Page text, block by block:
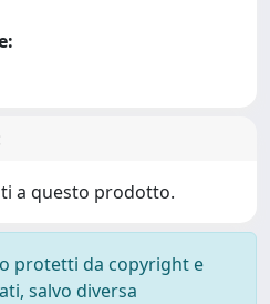
a questo prodotto.
protetti da copyright e
salvo diversa